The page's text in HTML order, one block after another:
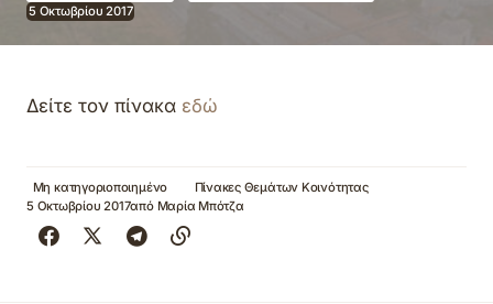
5 Οκτωβρίου 2017
Δείτε τον πίνακα εδώ
Μη κατηγοριοποιημένο
Πίνακες Θεμάτων Κοινότητας
5 Οκτωβρίου 2017από Μαρία Μπότζα